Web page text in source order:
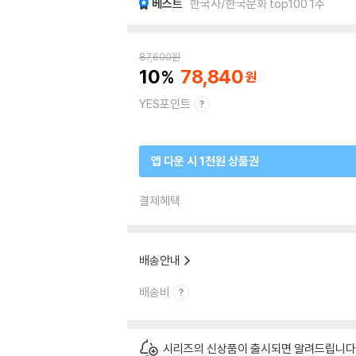
베스트 한국사/한국문화 top100 1주
87,600원
10 78,840
YES포인트
앱 다운 시 1천원 상품권
결제혜택
배송안내
배송비
시리즈의 신상품이 출시되면 알려드립니